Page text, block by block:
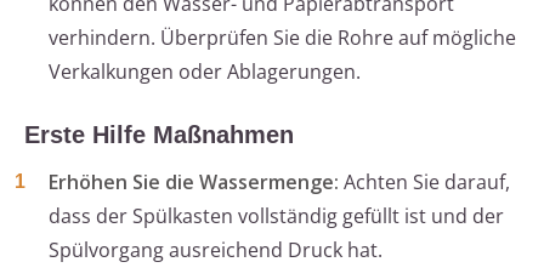
verhindern. Überprüfen Sie die Rohre auf mögliche
Verkalkungen oder Ablagerungen.
Erste Hilfe Maßnahmen
Erhöhen Sie die Wassermenge: Achten Sie darauf,
dass der Spülkasten vollständig gefüllt ist und der
Spülvorgang ausreichend Druck hat.